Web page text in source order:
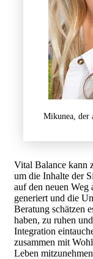
Mikunea, der
Vital Balance kann
um die Inhalte der
auf den neuen
generiert und die
Beratung schätzen
haben, zu ruhen
Integration
zusammen mit
Leben